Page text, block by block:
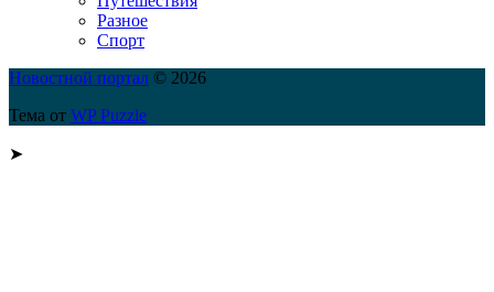
Разное
Спорт
Новостной портал © 2026
Тема от WP Puzzle
➤